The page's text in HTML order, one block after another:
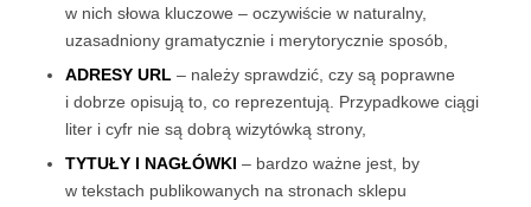
w nich słowa kluczowe – oczywiście w naturalny,
uzasadniony gramatycznie i merytorycznie sposób,
ADRESY URL– należy sprawdzić, czy są poprawne
i dobrze opisują to, co reprezentują. Przypadkowe ciągi
liter i cyfr nie są dobrą wizytówką strony,
TYTUŁY I NAGŁÓWKI – bardzo ważne jest, by
w tekstach publikowanych na stronach sklepu